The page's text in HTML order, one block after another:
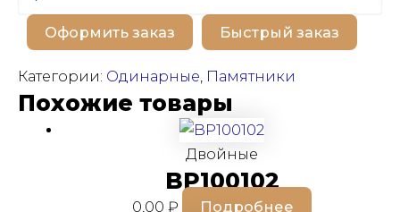
товара
BP100151
Оформить заказ Быстрый заказ
Категории: Одинарные, Памятники
Похожие товары
Двойные
BP100102
0,00₽ Подробнее